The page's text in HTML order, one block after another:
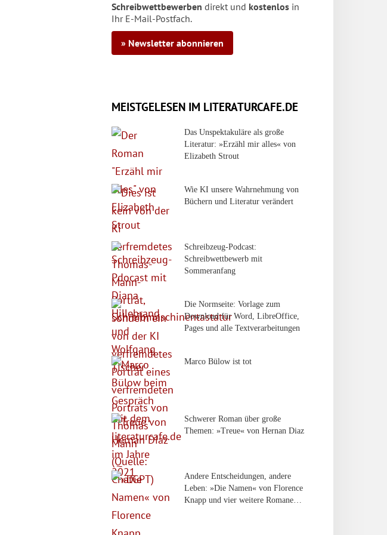
Schreibwettbewerben direkt und kostenlos in
Ihr E-Mail-Postfach.
» Newsletter abonnieren
MEISTGELESEN IM LITERATURCAFE.DE
Das Unspektakuläre als große
Literatur: »Erzähl mir alles« von
Elizabeth Strout
Wie KI unsere Wahrnehmung von
Büchern und Literatur verändert
Schreibzeug-Podcast:
Schreibwettbewerb mit
Sommeranfang
Die Normseite: Vorlage zum
Download für Word, LibreOffice,
Pages und alle Textverarbeitungen
Marco Bülow ist tot
Schwerer Roman über große
Themen: »Treue« von Hernan Diaz
Andere Entscheidungen, andere
Leben: »Die Namen« von Florence
Knapp und vier weitere Romane…